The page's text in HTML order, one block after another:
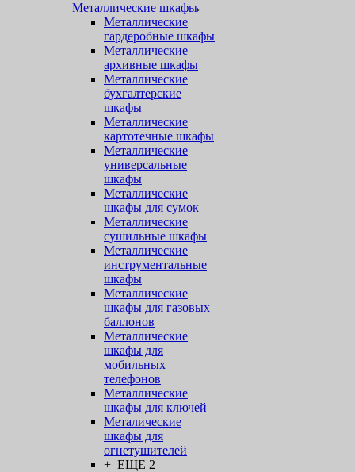
Металлические шкафы
Металлические
гардеробные шкафы
Металлические
архивные шкафы
Металлические
бухгалтерские
шкафы
Металлические
картотечные шкафы
Металлические
универсальные
шкафы
Металлические
шкафы для сумок
Металлические
сушильные шкафы
Металлические
инструментальные
шкафы
Металлические
шкафы для газовых
баллонов
Металлические
шкафы для
мобильных
телефонов
Металлические
шкафы для ключей
Металические
шкафы для
огнетушителей
+ ЕЩЕ 2